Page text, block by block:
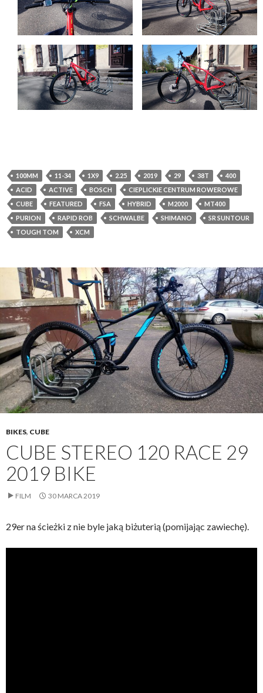
100MM 11-34 1X9 2.25 2019 29 38T
400
ACID
ACTIVE BOSCH
CIEPLICKIE CENTRUM ROWEROWE
CUBE
FEATURED FSA HYBRID M2000
MT400
PURION
RAPID ROB SCHWALBE SHIMANO
SR SUNTOUR
TOUGH TOM
XCM
BIKES, CUBE
CUBE STEREO 120 RACE 29
2019 BIKE
FILM 30 MARCA 2019
29er na ścieżki z nie byle jaką biżuterią (pomijając zawiechę).